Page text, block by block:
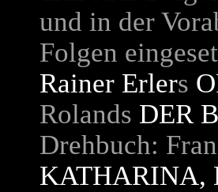
und in der
Folgen
Rainer Erlers
Rolands DER
Drehbuch:
KATHARINA,